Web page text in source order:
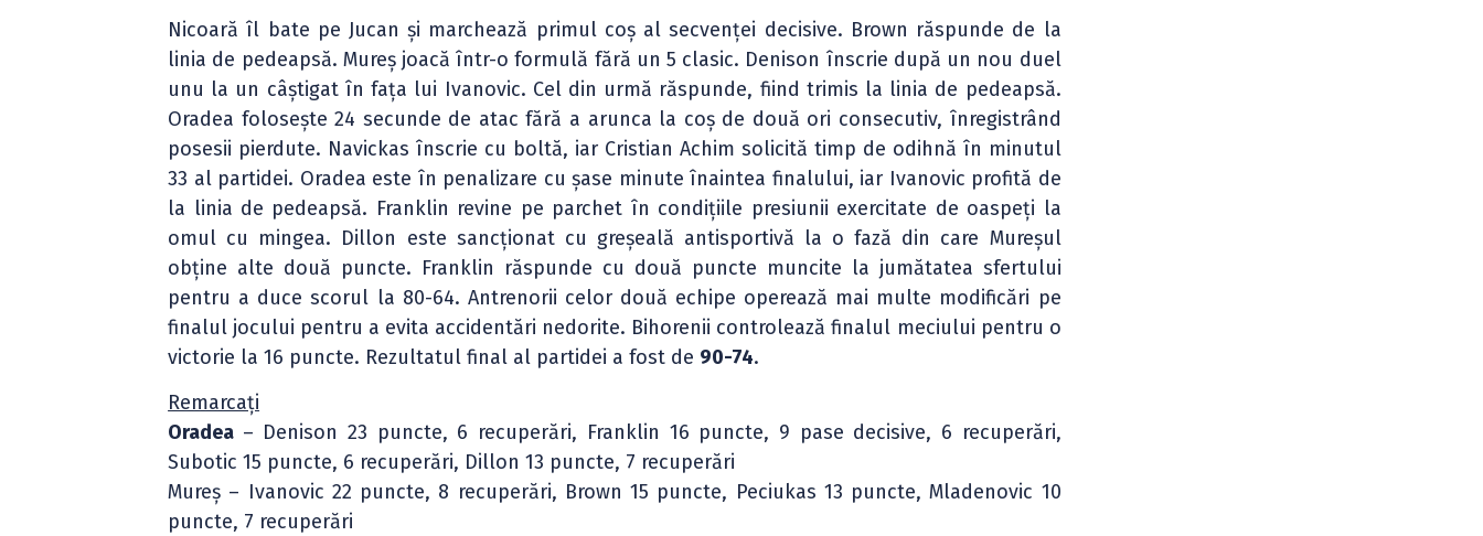
Nicoară îl bate pe Jucan și marchează primul coș al secvenței decisive. Brown răspunde de la
linia de pedeapsă. Mureș joacă într-o formulă fără un 5 clasic. Denison înscrie după un nou duel
unu la un câștigat în fața lui Ivanovic. Cel din urmă răspunde, fiind trimis la linia de pedeapsă.
Oradea folosește 24 secunde de atac fără a arunca la coș de două ori consecutiv, înregistrând
posesii pierdute. Navickas înscrie cu boltă, iar Cristian Achim solicită timp de odihnă în minutul
33 al partidei. Oradea este în penalizare cu șase minute înaintea finalului, iar Ivanovic profită de
la linia de pedeapsă. Franklin revine pe parchet în condițiile presiunii exercitate de oaspeți la
omul cu mingea. Dillon este sancționat cu greșeală antisportivă la o fază din care Mureșul
obține alte două puncte. Franklin răspunde cu două puncte muncite la jumătatea sfertului
pentru a duce scorul la 80-64. Antrenorii celor două echipe operează mai multe modificări pe
finalul jocului pentru a evita accidentări nedorite. Bihorenii controlează finalul meciului pentru o
victorie la 16 puncte. Rezultatul final al partidei a fost de 90-74.
Remarcați
Oradea – Denison 23 puncte, 6 recuperări, Franklin 16 puncte, 9 pase decisive, 6 recuperări,
Subotic 15 puncte, 6 recuperări, Dillon 13 puncte, 7 recuperări
Mureș – Ivanovic 22 puncte, 8 recuperări, Brown 15 puncte, Peciukas 13 puncte, Mladenovic 10
puncte, 7 recuperări